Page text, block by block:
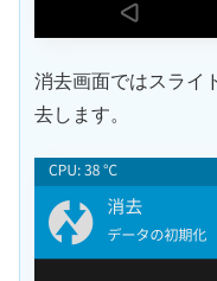
消去画面ではスライ
去します。